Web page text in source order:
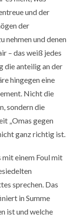
und der
der
nehmen und denen
– das weiß jedes
die anteilig an der
hingegen eine
Nicht die
sondern die
„Omas gegen
ganz richtig ist.
einem Foul mit
sprechen. Das
in Summe
ist und welche